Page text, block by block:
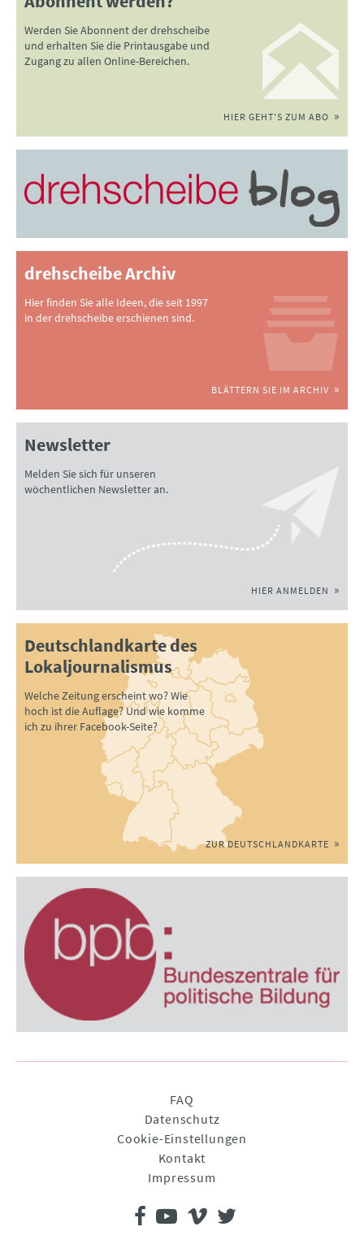
Werden Sie Abonnent der drehscheibe
und erhalten Sie die Printausgabe und
Zugang zu allen Online-Bereichen.
HIER GEHT'S ZUM ABO
drehscheibe Archiv
Hier finden Sie alle Ideen, die seit 1997
in der drehscheibe erschienen sind.
BLÄTTERN SIE IM ARCHIV
Newsletter
Melden Sie sich für unseren
wöchentlichen Newsletter an.
HIER ANMELDEN
Deutschlandkarte des
Lokaljournalismus
Welche Zeitung erscheint wo? Wie
hoch ist die Auflage? Und wie komme
ich zu ihrer Facebook-Seite?
ZUR DEUTSCHLANDKARTE
FAQ
Datenschutz
Cookie-Einstellungen
Kontakt
Impressum